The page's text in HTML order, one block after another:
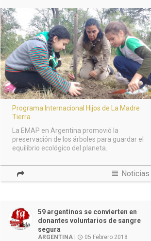
Programa Internacional Hijos de La Madre
Tierra
La EMAP en Argentina promovió la
preservación de los árboles para guardar el
equilibrio ecológico del planeta.
view_headline Noticias
59 argentinos se convierten en
donantes voluntarios de sangre
segura
ARGENTINA| access_time 05 Febrero 2018